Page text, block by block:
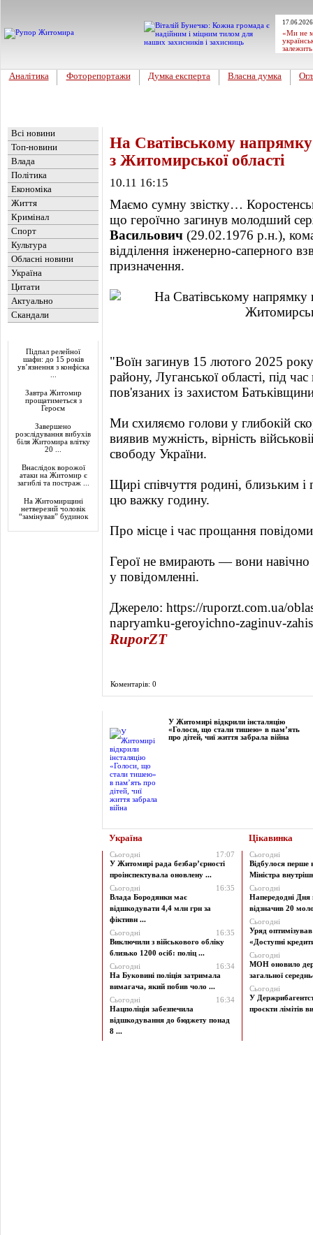
«Ми не
Аналітика Фоторепортажи Думка експерта Власна думка
Всі новини
Топ-новини
Влада
Політика
Економіка
Життя
Кримінал
Спорт
Культура
Обласні новини
Україна
Цитати
Актуально
Скандали
Підпал релейної
шафи: до 15 років
ув’язнення з конфіска
Завтра Житомир
прощатиметься з
Героєм
Завершено
розслідування вибухів
біля Житомира влітку
20 ...
Внаслідок ворожої
атаки на Житомир є
загиблі та постраж ...
На Житомирщині
нетверезий чоловік
“замінував” будинок
На Сватівському напрямку
з Житомирської області
10.11 16:15
Маємо сумну звістку…
що героїчно загинув молодший
Васильович (29.02.1976 р.н.),
відділення інженерно-саперного
призначення.
"Воїн загинув 15 лютого 2025
району, Луганської області, під
пов'язаних із захистом
Ми схиляємо голови у глибокій
виявив мужність, вірність
свободу України.
Щирі співчуття родині, близьким
цю важку годину.
Про місце і час прощання
Герої не вмирають — вони
у повідомленні.
Джерело: https://ruporzt.com.ua/
napryamku-geroyichno-zaginuv-
RuporZT
Коментарів: 0
У Житомирі відкрили інсталяцію
«Голоси, що стали тишею» в пам’ять
про дітей, чиї життя забрала війна
Україна Цікавинка
Сьогодні
17:07
У Житомирі рада безбар’єрності
проінспектувала оновлену ...
Сьогодні
16:35
Влада Бородянки має
відшкодувати 4,4 млн грн за
фіктивн ...
Сьогодні
16:35
Виключили з військового обліку
близько 1200 осіб: поліц ...
Сьогодні
16:34
На Буковині поліція затримала
вимагача, який побив чоло ...
Сьогодні
16:34
Нацполіція забезпечила
відшкодування до бюджету понад
8 ...
Сьогодні
Відбулося перше
Міністра
Сьогодні
Напередодні Дня
відзначив 20
Сьогодні
Уряд
«Доступні
Сьогодні
МОН оновило
загальної
Сьогодні
У
проєкти лімітів